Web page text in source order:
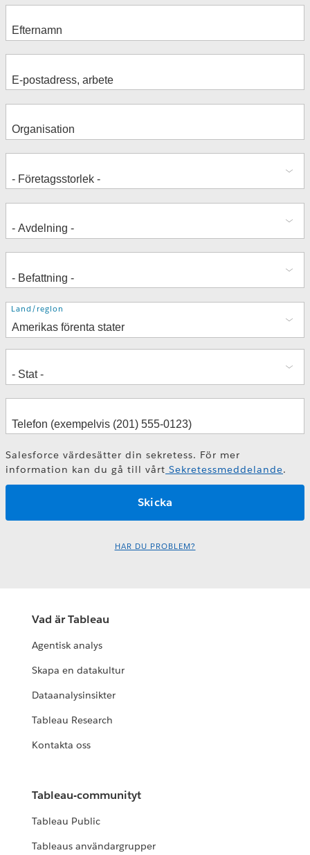
Adress
Land/region
Salesforce värdesätter din sekretess. För mer
information kan du gå till vårt Sekretessmeddelande.
HAR DU PROBLEM?
Vad är Tableau
Agentisk analys
Skapa en datakultur
Dataanalysinsikter
Tableau Research
Kontakta oss
Tableau-communityt
Tableau Public
Tableaus användargrupper